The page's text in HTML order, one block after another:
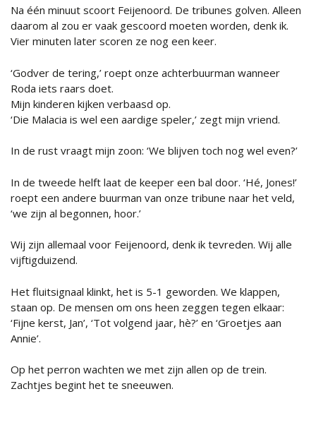
Na één minuut scoort Feijenoord. De tribunes golven. Alleen
daarom al zou er vaak gescoord moeten worden, denk ik.
Vier minuten later scoren ze nog een keer.
‘Godver de tering,’ roept onze achterbuurman wanneer
Roda iets raars doet.
Mijn kinderen kijken verbaasd op.
‘Die Malacia is wel een aardige speler,’ zegt mijn vriend.
In de rust vraagt mijn zoon: ‘We blijven toch nog wel even?’
In de tweede helft laat de keeper een bal door. ‘Hé, Jones!’
roept een andere buurman van onze tribune naar het veld,
‘we zijn al begonnen, hoor.’
Wij zijn allemaal voor Feijenoord, denk ik tevreden. Wij alle
vijftigduizend.
Het fluitsignaal klinkt, het is 5-1 geworden. We klappen,
staan op. De mensen om ons heen zeggen tegen elkaar:
‘Fijne kerst, Jan’, ‘Tot volgend jaar, hè?’ en ‘Groetjes aan
Annie’.
Op het perron wachten we met zijn allen op de trein.
Zachtjes begint het te sneeuwen.